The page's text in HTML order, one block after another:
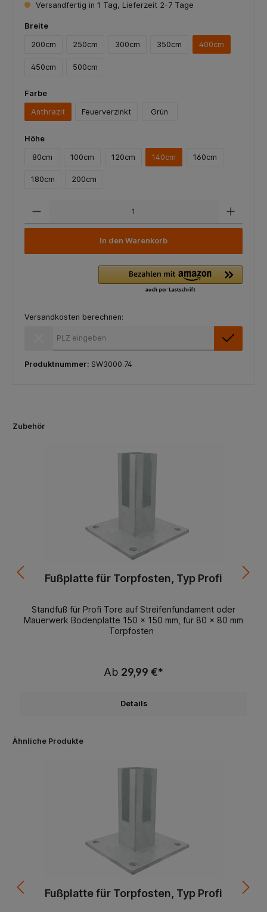
Versandfertig in 1 Tag, Lieferzeit 2-7 Tage
Breite
200cm 250cm 300cm 350cm 400cm
450cm 500cm
Farbe
Anthrazit Feuerverzinkt Grün
Höhe
80cm 100cm 120cm 140cm 160cm
180cm 200cm
In den Warenkorb
Versandkosten berechnen:
Produktnummer: SW3000.74
Zubehör
Fußplatte für Torpfosten, Typ Profi
Standfuß für Profi Tore auf Streifenfundament oder
Mauerwerk Bodenplatte 150 x 150 mm, für 80 x 80 mm
Torpfosten
Ab 29,99 €*
Details
Ähnliche Produkte
Fußplatte für Torpfosten, Typ Profi